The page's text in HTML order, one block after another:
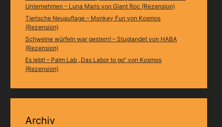
Unternehmen – Luna Maris von Giant Roc (Rezension)
Tierische Neuauflage – Monkey Fun von Kosmos
(Rezension)
Schweine würfeln war gestern! – Stuglandet von HABA
(Rezension)
Es lebt! – Palm Lab „Das Labor to go“ von Kosmos
(Rezension)
Archiv